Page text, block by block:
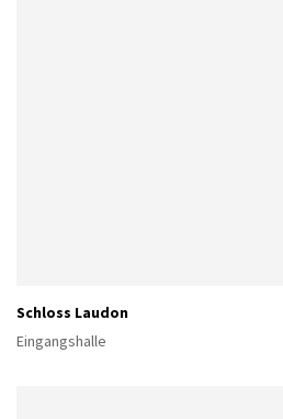
Schloss Laudon
Eingangshalle